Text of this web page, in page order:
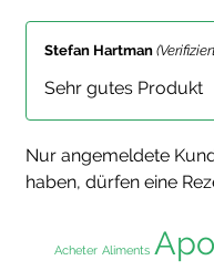
Stefan Hartman
Sehr gutes Produkt
Nur angemeldete
haben, dürfen eine
Acheter Aliments